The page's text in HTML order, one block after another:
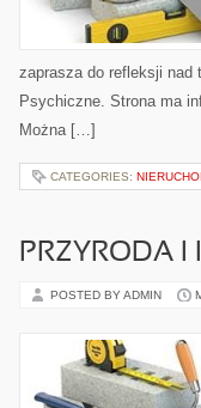
zaprasza do refleksji nad
Psychiczne. Strona ma
Można […]
CATEGORIES:
PRZYRODA I
POSTED BY ADMIN